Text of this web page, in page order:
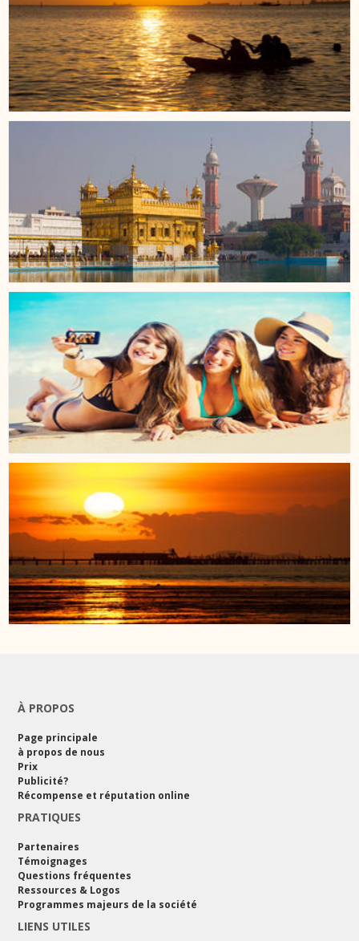
À PROPOS
Page principale
à propos de nous
Prix
Publicité?
Récompense et réputation online
PRATIQUES
Partenaires
Témoignages
Questions fréquentes
Ressources & Logos
Programmes majeurs de la société
LIENS UTILES